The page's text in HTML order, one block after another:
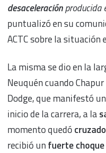
desaceleraciónproducida
puntualizó en su
ACTC sobre la situación
La misma se dio en la
Neuquén cuando Chapur
Dodge, que manifestó
inicio de la carrera, a la
momento quedó
recibió unfuerte choque